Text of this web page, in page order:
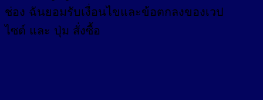
ช่อง ฉันยอมรับเงื่อนไขและข้อตกลงของเวป
ไซต์ และ ปุ่ม สั่งซื้อ